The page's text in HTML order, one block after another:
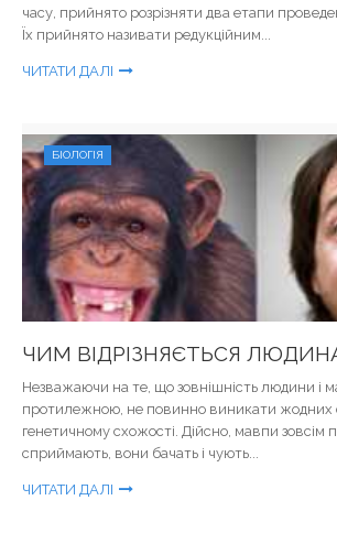
часу, прийнято розрізняти два етапи
Їх прийнято називати редукційним...
ЧИТАТИ ДАЛІ
БІОЛОГІЯ
ЧИМ ВІДРІЗНЯЄТЬСЯ
Незважаючи на те, що зовнішність людини і
протилежною, не повинно виникати жодних
генетичному схожості. Дійсно, мавпи зовсім
сприймають, вони бачать і чують...
ЧИТАТИ ДАЛІ